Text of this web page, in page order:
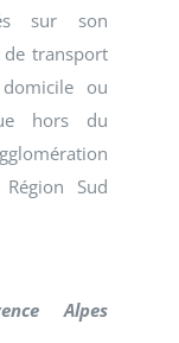
sur son
transport
ou
hors du
Sud
Alpes